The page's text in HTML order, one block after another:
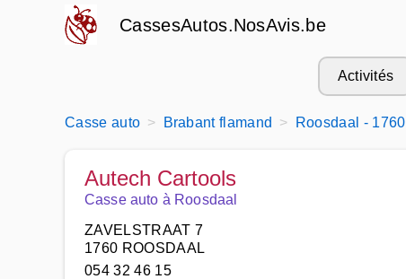
CassesAutos.NosAvis.be
Activités
Casse auto Brabant flamand Roosdaal - 1760
Autech Cartools
Casse auto à Roosdaal
ZAVELSTRAAT 7
1760 ROOSDAAL
054 32 46 15